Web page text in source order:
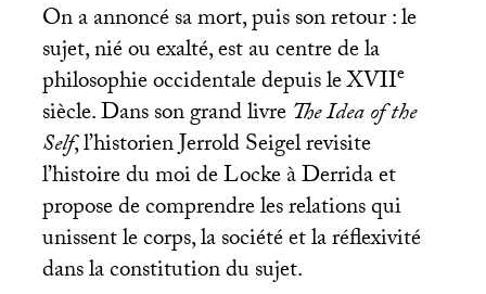
On a annoncé sa mort, puis son retour : le
sujet, nié ou exalté, est au centre de la
philosophie occidentale depuis leXVIIe
siècle. Dans son grand livreThe Idea of the
Self, l’historien Jerrold Seigel revisite
l’histoire du moi de Locke à Derrida et
propose de comprendre les relations qui
unissent le corps, la société et la réflexivité
dans la constitution du sujet.